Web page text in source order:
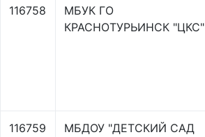
116758
МБУК ГО
КРАСНОТУРЬИНСК "ЦКС"
116759
МБДОУ "ДЕТСКИЙ САД